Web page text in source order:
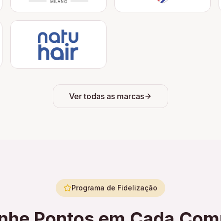
Ver todas as marcas
Programa de Fidelização